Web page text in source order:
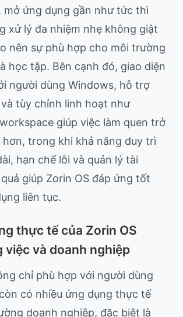
mở ứng dụng gần như tức thì
xử lý đa nhiệm nhẹ không giật
nên sự phù hợp cho môi trường
học tập. Bên cạnh đó, giao diện
người dùng Windows, hỗ trợ
tùy chỉnh linh hoạt như
giúp việc làm quen trở
hơn, trong khi khả năng duy trì
hạn chế lỗi và quản lý tài
giúp Zorin OS đáp ứng tốt
liên tục.
thực tế của Zorin OS
việc và doanh nghiệp
chỉ phù hợp với người dùng
có nhiều ứng dụng thực tế
doanh nghiệp, đặc biệt là